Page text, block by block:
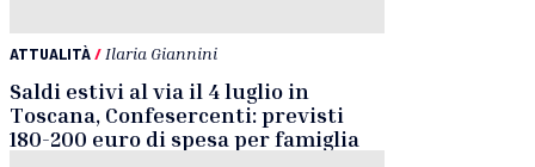
ATTUALITÀ/ Ilaria Giannini
Saldi estivi al via il 4 luglio in
Toscana, Confesercenti: previsti
180-200 euro di spesa per famiglia